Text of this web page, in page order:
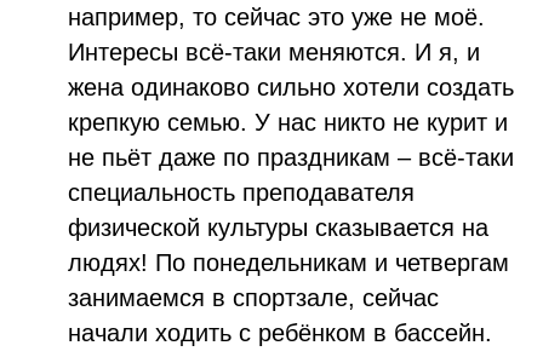
например, то сейчас это уже не моё.
Интересы всё-таки меняются. И я, и
жена одинаково сильно хотели создать
крепкую семью. У нас никто не курит и
не пьёт даже по праздникам ­– всё-таки
специальность преподавателя
физической культуры сказывается на
людях! По понедельникам и четвергам
занимаемся в спортзале, сейчас
начали ходить с ребёнком в бассейн.